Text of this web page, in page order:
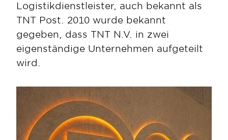
Logistikdienstleister, auch bekannt als
TNT Post. 2010 wurde bekannt
gegeben, dass TNT N.V. in zwei
eigenständige Unternehmen aufgeteilt
wird.